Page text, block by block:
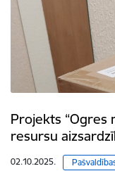
Projekts “Ogres
resursu
02.10.2025.